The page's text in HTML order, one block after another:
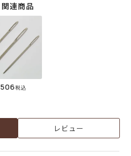
関連商品
506税込
レビュー